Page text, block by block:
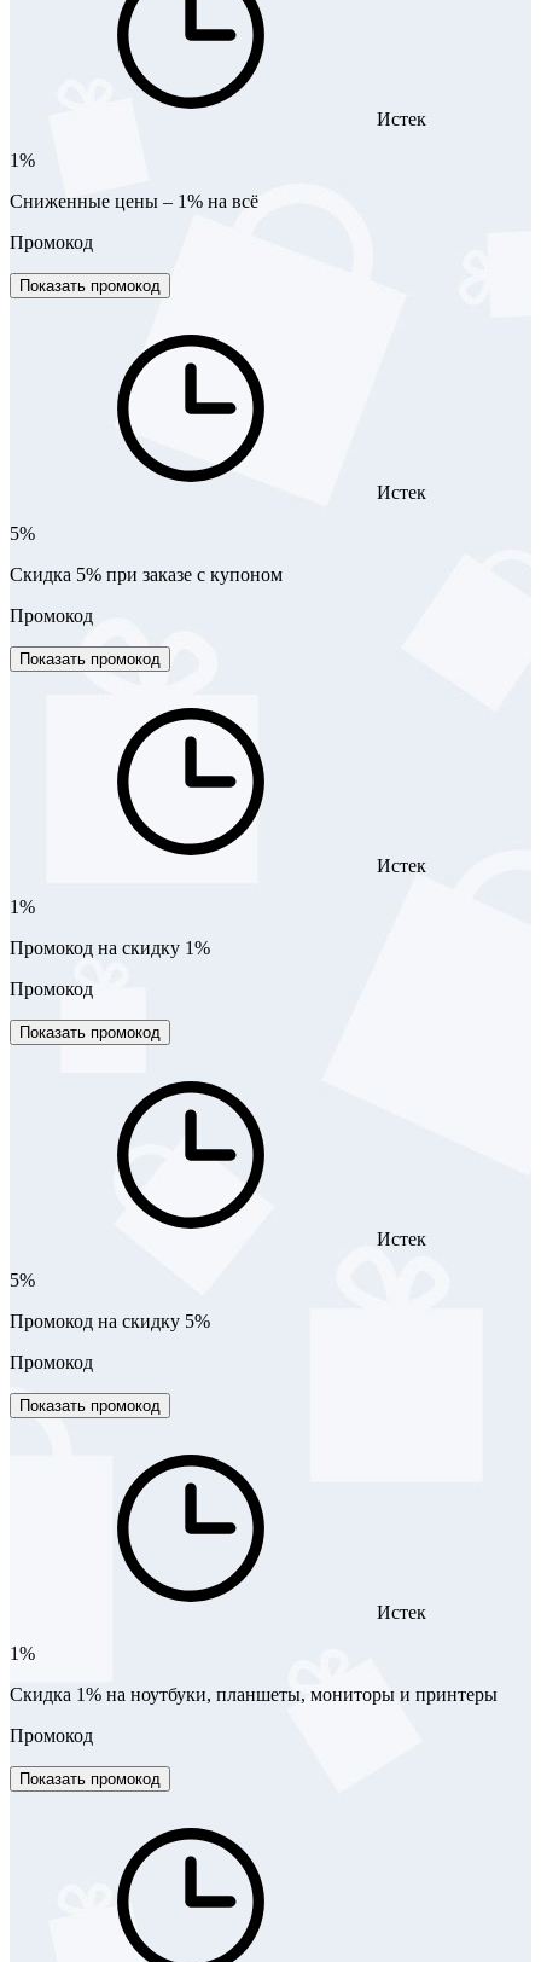
Истек
1%
Сниженные цены – 1% на всё
Промокод
Показать промокод
Истек
5%
Скидка 5% при заказе с купоном
Промокод
Показать промокод
Истек
1%
Промокод на скидку 1%
Промокод
Показать промокод
Истек
5%
Промокод на скидку 5%
Промокод
Показать промокод
Истек
1%
Скидка 1% на ноутбуки, планшеты, мониторы и принтеры
Промокод
Показать промокод